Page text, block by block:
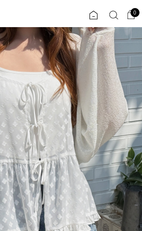
0
ENG
TW
JP
플러스핏 회원혜택
COMMUNITY
ALL
익스클루시브
아우터
티셔츠
니트
0